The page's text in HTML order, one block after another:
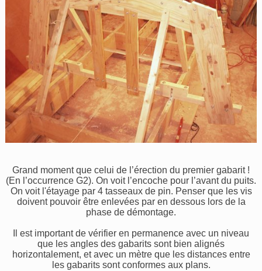
Grand moment que celui de l’érection du premier gabarit !
(En l’occurrence G2). On voit l’encoche pour l’avant du puits.
On voit l'étayage par 4 tasseaux de pin. Penser que les vis
doivent pouvoir être enlevées par en dessous lors de la
phase de démontage.
Il est important de vérifier en permanence avec un niveau
que les angles des gabarits sont bien alignés
horizontalement, et avec un mètre que les distances entre
les gabarits sont conformes aux plans.